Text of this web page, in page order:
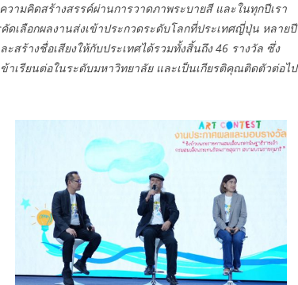
ามคิดสร้างสรรค์ผ่านการวาดภาพระบายสี และในทุกปีเรา
เลือกผลงานส่งเข้าประกวดระดับโลกที่ประเทศญี่ปุ่น หลายปี
สร้างชื่อเสียงให้กับประเทศได้รวมทั้งสิ้นถึง 46 รางวัล ซึ่ง
าเรียนต่อในระดับมหาวิทยาลัย และเป็นเกียรติคุณติดตัวต่อไป